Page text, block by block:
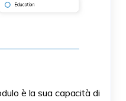
è la sua capacità di